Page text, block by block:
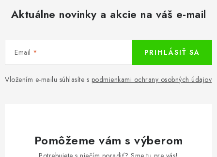
Aktuálne novinky a akcie na váš e-mail
Email
Vložením e-mailu súhlasíte s podmienkami ochrany osobných údajov
PRIHLÁSIŤ SA
Pomôžeme vám s výberom